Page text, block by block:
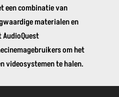
een combinatie van
materialen en
om het
videosystemen te halen.